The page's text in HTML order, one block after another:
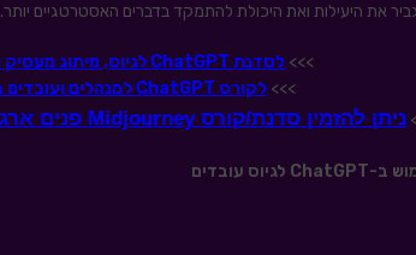
את היעילות ואת היכולת להתמקד בדברים האסטרטגיים יותר.
>>> לסדנת ChatGPT לגיוס, מיתוג מעסיק וסורסינג לחצו כאן
>>> לקורס ChatGPT למנהלים ועובדים בארגון לחצו כאן
ניתן להזמין סדנת/קורס Midjourney פנים ארגונית – למידע נוסף לחצו כאן
ב-ChatGPT לגיוס עובדים